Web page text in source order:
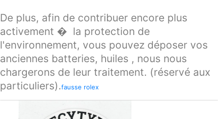
De plus, afin de contribuer encore plus
activement � la protection de
l'environnement, vous pouvez déposer vos
anciennes batteries, huiles , nous nous
chargerons de leur traitement. (réservé aux
particuliers).fausse rolex